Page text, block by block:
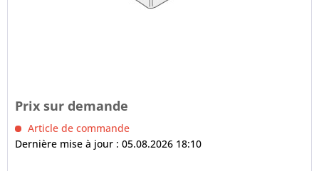
Prix sur demande
Article de commande
Dernière mise à jour : 05.08.2026 18:10